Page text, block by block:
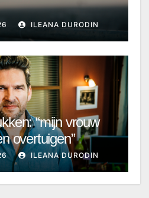
ILEANA DURODIN
“mijn vrouw
overtuigen”
ILEANA DURODIN